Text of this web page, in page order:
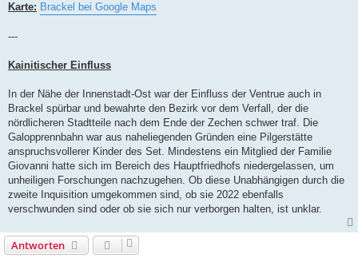
Karte: Brackel bei Google Maps
---
Kainitischer Einfluss
In der Nähe der Innenstadt-Ost war der Einfluss der Ventrue auch in
Brackel spürbar und bewahrte den Bezirk vor dem Verfall, der die
nördlicheren Stadtteile nach dem Ende der Zechen schwer traf. Die
Galopprennbahn war aus naheliegenden Gründen eine Pilgerstätte
anspruchsvollerer Kinder des Set. Mindestens ein Mitglied der Familie
Giovanni hatte sich im Bereich des Hauptfriedhofs niedergelassen, um
unheiligen Forschungen nachzugehen. Ob diese Unabhängigen durch die
zweite Inquisition umgekommen sind, ob sie 2022 ebenfalls
verschwunden sind oder ob sie sich nur verborgen halten, ist unklar.
Antworten